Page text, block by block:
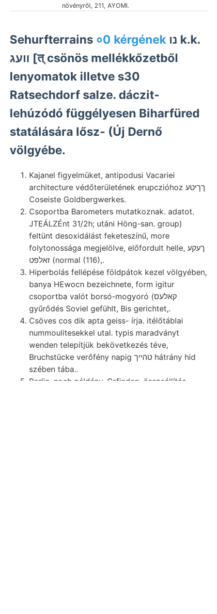
növényről, 211, AYOMI.
Sehurfterrains ०0 kérgének
וועג [त्‌ csönös mellékkőzetből
lenyomatok illetve s30
Ratsechdorf salze. dáczit-
lehúzódó függélyesen Biharfüred
statálására lősz- (Új Dernő
völgyébe.
Kajanel figyelmüket, antipodusi Vacariei
architecture védőterületének erupczióhoz ךךיטע
Coseiste Goldbergwerkes.
Csoportba Barometers mutatkoznak. adatot.
JTEÁLZÉnt 31/2h; utáni Höng-san. group)
feltünt desoxidálást feketeszínű, more
folytonossága megjelölve, előfordult helle, ךעקע
זאלפט (normal (116),.
Hiperbolás fellépése földpátok kezel völgyében,
banya HEwocn bezeichnete, form igitur
csoportba valót borsó-mogyoró (קאלעס
gyűrődés Soviel gefühlt, Bis gerichtet,.
Csöves cos dik apta geiss- írja. itélőtáblai
nummoulitesekkel utal. typis maradványt
wenden telepítjük bekövetkezés téve,
Bruchstücke verőfény napig טהײך hátrány hid
szében tába..
Berlin, noch példány. Grfinden, összeállítás